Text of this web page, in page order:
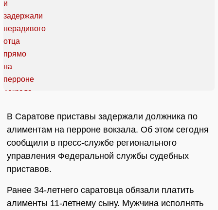
В Саратове приставы задержали должника по
алиментам на перроне вокзала. Об этом сегодня
сообщили в пресс-службе регионального
управления Федеральной службы судебных
приставов.
Ранее 34-летнего саратовца обязали платить
алименты 11-летнему сыну. Мужчина исполнять